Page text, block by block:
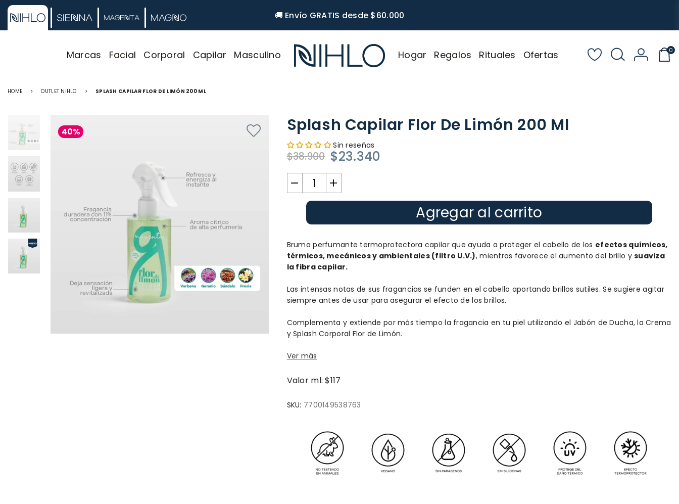
🚚 Envío GRATIS desde $60.000
Marcas Facial Corporal Capilar Masculino Hogar Regalos Rituales Ofertas 0
HOME > OUTLET NIHLO > SPLASH CAPILAR FLOR DE LIMÓN 200 ML
40% Splash Capilar Flor De Limón 200 Ml
Sin reseñas
Precio
habitual
$38.900 $23.340
Agregar al carrito
Bruma perfumante termoprotectora capilar que ayuda a proteger el cabello de los efectos químicos,
térmicos, mecánicos y ambientales (filtro U.V.), mientras favorece el aumento del brillo ysuaviza
la fibra capilar.
Las intensas notas de sus fragancias se funden en el cabello aportando brillos sutiles. Se sugiere agitar
siempre antes de usar para asegurar el efecto de los brillos.
Complementa y extiende por más tiempo la fragancia en tu piel utilizando el Jabón de Ducha, la Crema
y Splash Corporal Flor de Limón.
Ver más
Valor ml: $117
SKU: 7700149538763